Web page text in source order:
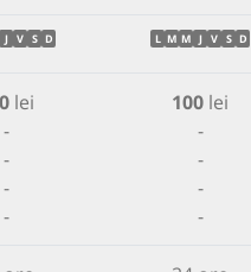
J V S D L M M J V S D
lei
-
-
-
-
100 lei
-
-
-
-